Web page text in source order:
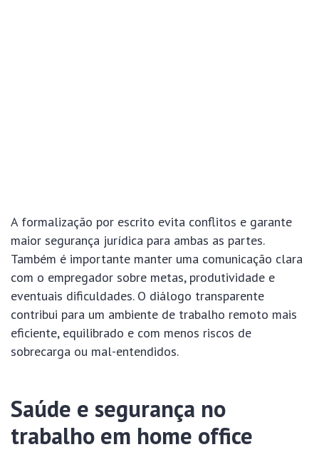
A formalização por escrito evita conflitos e garante
maior segurança jurídica para ambas as partes.
Também é importante manter uma comunicação clara
com o empregador sobre metas, produtividade e
eventuais dificuldades. O diálogo transparente
contribui para um ambiente de trabalho remoto mais
eficiente, equilibrado e com menos riscos de
sobrecarga ou mal-entendidos.
Saúde e segurança no
trabalho em home office